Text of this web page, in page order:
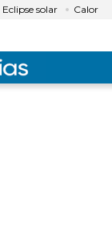
Eclipse solar Calor